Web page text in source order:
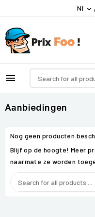
Nl 

Aanbiedingen
Nog geen producten
Blijf op de hoogte! Meer
naarmate ze worden